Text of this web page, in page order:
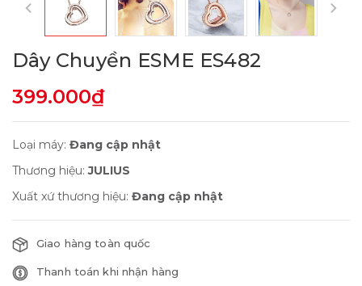
Dây Chuyền ESME ES482
399.000₫
Loại máy: Đang cập nhật
Thương hiệu:JULIUS
Xuất xứ thương hiệu: Đang cập nhật
Giao hàng toàn quốc
Thanh toán khi nhận hàng